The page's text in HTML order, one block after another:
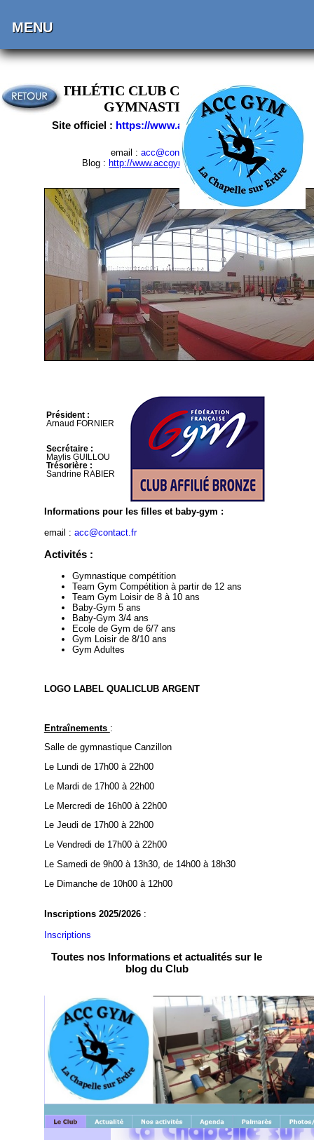
MENU
ATHLÉTIC CLUB CHAPELAIN -
GYMNASTIQUE
Site officiel : https://www.accgym.fr/
email : acc@contact.fr
Blog : http://www.accgym.blogspot.fr
Président :
Arnaud FORNIER
Secrétaire :
Maylis GUILLOU
Trésorière :
Sandrine RABIER
Informations pour les filles et baby-gym :
email : acc@contact.fr
Activités :
Gymnastique compétition
Team Gym Compétition à partir de 12 ans
Team Gym Loisir de 8 à 10 ans
Baby-Gym 5 ans
Baby-Gym 3/4 ans
Ecole de Gym de 6/7 ans
Gym Loisir de 8/10 ans
Gym Adultes
LOGO LABEL QUALICLUB ARGENT
Entraînements :
Salle de gymnastique Canzillon
Le Lundi de 17h00 à 22h00
Le Mardi de 17h00 à 22h00
Le Mercredi de 16h00 à 22h00
Le Jeudi de 17h00 à 22h00
Le Vendredi de 17h00 à 22h00
Le Samedi de 9h00 à 13h30, de 14h00 à 18h30
Le Dimanche de 10h00 à 12h00
Inscriptions 2025/2026:
Inscriptions
Toutes nos Informations et actualités sur le
blog du Club